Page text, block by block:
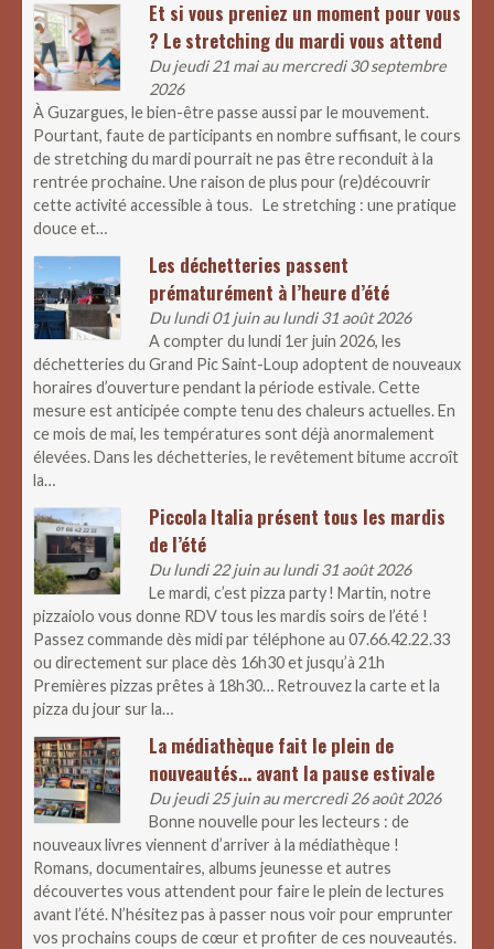
Et si vous preniez un moment pour vous
? Le stretching du mardi vous attend
Du jeudi 21 mai au mercredi 30 septembre
2026
À Guzargues, le bien-être passe aussi par le mouvement.
Pourtant, faute de participants en nombre suffisant, le cours
de stretching du mardi pourrait ne pas être reconduit à la
rentrée prochaine. Une raison de plus pour (re)découvrir
cette activité accessible à tous. Le stretching : une pratique
douce et…
Les déchetteries passent
prématurément à l’heure d’été
Du lundi 01 juin au lundi 31 août 2026
A compter du lundi 1er juin 2026, les
déchetteries du Grand Pic Saint-Loup adoptent de nouveaux
horaires d’ouverture pendant la période estivale. Cette
mesure est anticipée compte tenu des chaleurs actuelles. En
ce mois de mai, les températures sont déjà anormalement
élevées. Dans les déchetteries, le revêtement bitume accroît
la…
Piccola Italia présent tous les mardis
de l’été
Du lundi 22 juin au lundi 31 août 2026
Le mardi, c’est pizza party ! Martin, notre
pizzaiolo vous donne RDV tous les mardis soirs de l’été !
Passez commande dès midi par téléphone au 07.66.42.22.33
ou directement sur place dès 16h30 et jusqu’à 21h
Premières pizzas prêtes à 18h30… Retrouvez la carte et la
pizza du jour sur la…
La médiathèque fait le plein de
nouveautés… avant la pause estivale
Du jeudi 25 juin au mercredi 26 août 2026
Bonne nouvelle pour les lecteurs : de
nouveaux livres viennent d’arriver à la médiathèque !
Romans, documentaires, albums jeunesse et autres
découvertes vous attendent pour faire le plein de lectures
avant l’été. N’hésitez pas à passer nous voir pour emprunter
vos prochains coups de cœur et profiter de ces nouveautés.